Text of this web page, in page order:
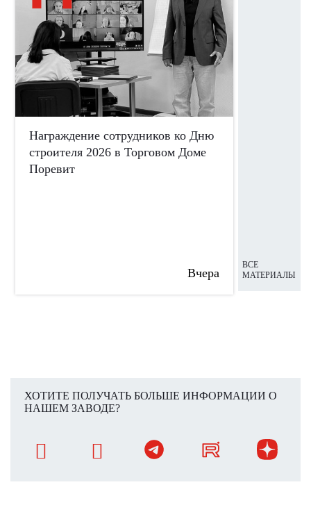
Награждение сотрудников ко Дню
строителя 2026 в Торговом Доме
Поревит
Вчера
ВСЕ
МАТЕРИАЛЫ
ХОТИТЕ ПОЛУЧАТЬ БОЛЬШЕ ИНФОРМАЦИИ О
НАШЕМ ЗАВОДЕ?